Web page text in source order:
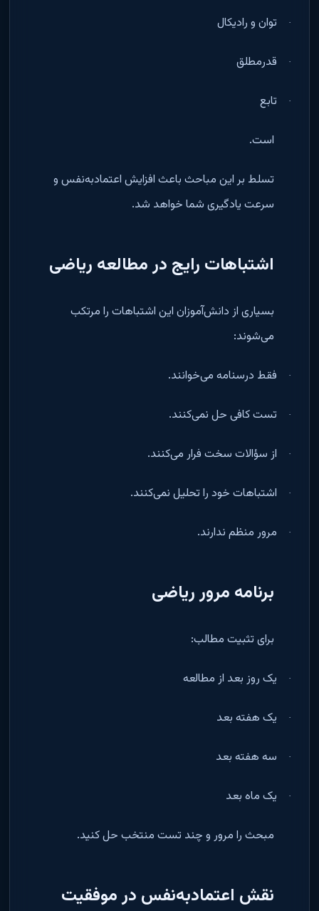
· توان و رادیکال
· قدرمطلق
· تابع
است.
تسلط بر این مباحث باعث افزایش اعتمادبه‌نفس و
سرعت یادگیری شما خواهد شد.
اشتباهات رایج در مطالعه ریاضی
بسیاری از دانش‌آموزان این اشتباهات را مرتکب
می‌شوند:
· فقط درسنامه می‌خوانند.
· تست کافی حل نمی‌کنند.
· از سؤالات سخت فرار می‌کنند.
· اشتباهات خود را تحلیل نمی‌کنند.
· مرور منظم ندارند.
برنامه مرور ریاضی
برای تثبیت مطالب:
· یک روز بعد از مطالعه
· یک هفته بعد
· سه هفته بعد
· یک ماه بعد
مبحث را مرور و چند تست منتخب حل کنید.
نقش اعتمادبه‌نفس در موفقیت